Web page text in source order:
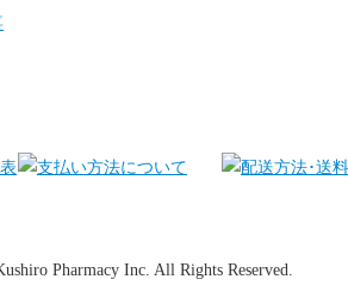
Pharmacy Inc. All Rights Reserved.